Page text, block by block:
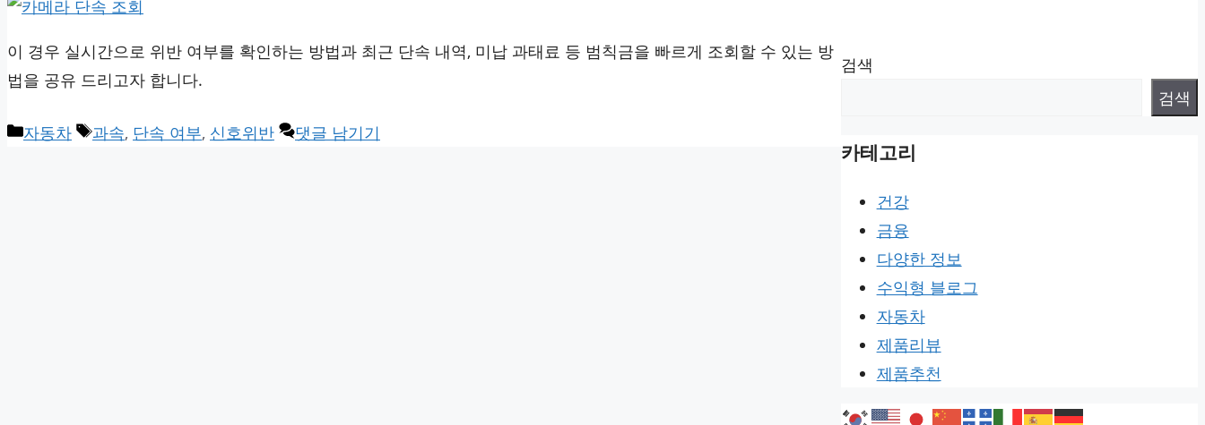
이 경우 실시간으로 위반 여부를 확인하는 방법과 최근 단속 내역, 미납 과태료 등 범칙금을 빠르게 조회할 수 있는 방
법을 공유 드리고자 합니다.
카
자동차
태
과속, 단속 여부, 신호위반 댓글 남기기
검색
검색
카테고리
건강
금융
다양한 정보
수익형 블로그
자동차
제품리뷰
제품추천